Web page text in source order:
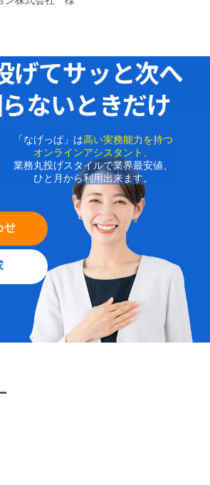
げてサッと次へ
ないときだけ
「なげっぱ」は高い実務能力を持つ
オンラインアシスタント、
業務丸投げスタイルで業界最安値、
ひと月から利用出来ます。
せ